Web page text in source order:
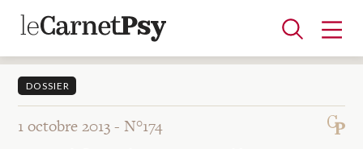
Articles
DOSSIER
1 octobre 2013 -N°174